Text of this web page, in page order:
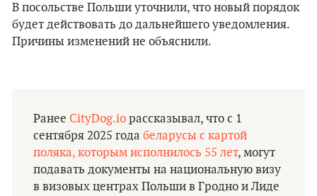
В посольстве Польши уточнили, что новый порядок
будет действовать до дальнейшего уведомления.
Причины изменений не объяснили.
Ранее CityDog.io рассказывал, что с 1
сентября 2025 года беларусы с картой
поляка, которым исполнилось 55 лет, могут
подавать документы на национальную визу
в визовых центрах Польши в Гродно и Лиде